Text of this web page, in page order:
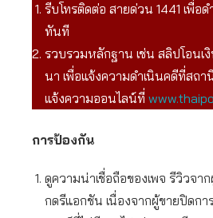
รีบโทรติดต่อ สายด่วน 1441 เพื่อ
ทันที
รวบรวมหลักฐาน เช่น สลิปโอนเ
นา เพื่อแจ้งความดำเนินคดีที่สถ
แจ้งความออนไลน์ที่
การป้องกัน
ดูความน่าเชื่อถือของเพจ รีวิวจา
กดรีแอกชัน เนื่องจากผู้ขายปิดก